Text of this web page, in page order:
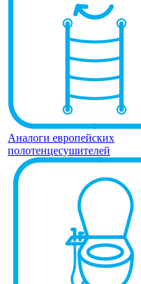
Аналоги европейских
полотенцесушителей